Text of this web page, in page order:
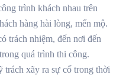
trình khách nhau trên
hàng hài lòng, mến mộ.
trách nhiệm, đến nơi đến
quá trình thi công.
trách xãy ra sự cố trong thời